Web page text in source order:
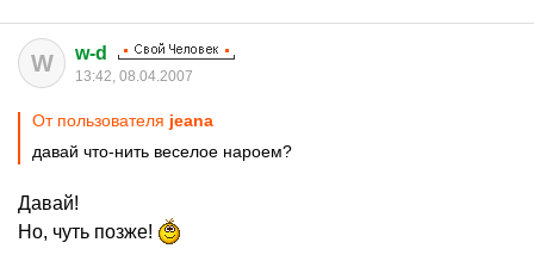
W w-d
13:42, 08.04.2007
От пользователя jeana
давай что-нить веселое нароем?
Давай!
Но, чуть позже!